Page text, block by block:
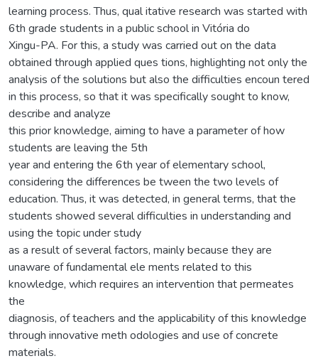
learning process. Thus, qual itative research was started with
6th grade students in a public school in Vitória do
Xingu-PA. For this, a study was carried out on the data
obtained through applied ques tions, highlighting not only the
analysis of the solutions but also the difficulties encoun tered
in this process, so that it was specifically sought to know,
describe and analyze
this prior knowledge, aiming to have a parameter of how
students are leaving the 5th
year and entering the 6th year of elementary school,
considering the differences be tween the two levels of
education. Thus, it was detected, in general terms, that the
students showed several difficulties in understanding and
using the topic under study
as a result of several factors, mainly because they are
unaware of fundamental ele ments related to this
knowledge, which requires an intervention that permeates
the
diagnosis, of teachers and the applicability of this knowledge
through innovative meth odologies and use of concrete
materials.